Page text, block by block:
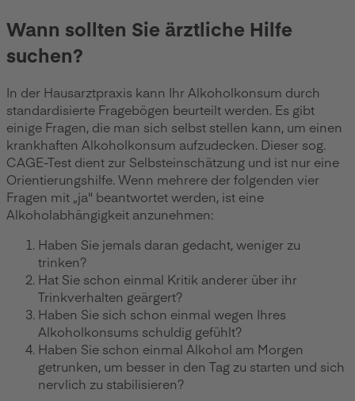
Wann sollten Sie ärztliche Hilfe
suchen?
In der Hausarztpraxis kann Ihr Alkoholkonsum durch
standardisierte Fragebögen beurteilt werden. Es gibt
einige Fragen, die man sich selbst stellen kann, um einen
krankhaften Alkoholkonsum aufzudecken. Dieser sog.
CAGE-Test dient zur Selbsteinschätzung und ist nur eine
Orientierungshilfe. Wenn mehrere der folgenden vier
Fragen mit „ja" beantwortet werden, ist eine
Alkoholabhängigkeit anzunehmen:
Haben Sie jemals daran gedacht, weniger zu
trinken?
Hat Sie schon einmal Kritik anderer über ihr
Trinkverhalten geärgert?
Haben Sie sich schon einmal wegen Ihres
Alkoholkonsums schuldig gefühlt?
Haben Sie schon einmal Alkohol am Morgen
getrunken, um besser in den Tag zu starten und sich
nervlich zu stabilisieren?